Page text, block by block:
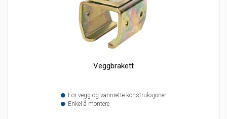
Veggbrakett
For vegg og vannrette konstruksjoner
Enkel å montere